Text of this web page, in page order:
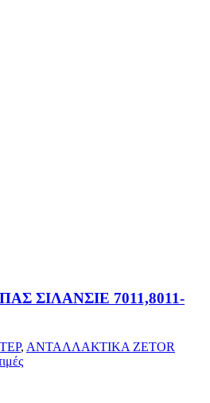
ΣΙΛΑΝΣΙΕ 7011,8011-
, ΑΝΤΑΛΛΑΚΤΙΚΑ ZETOR